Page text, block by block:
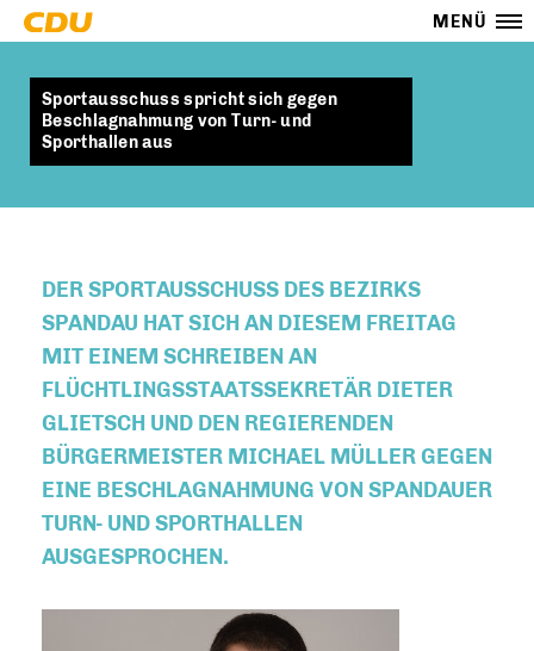
MENÜ
Sportausschuss spricht sich gegen
Beschlagnahmung von Turn- und
Sporthallen aus
DER SPORTAUSSCHUSS DES BEZIRKS
SPANDAU HAT SICH AN DIESEM FREITAG
MIT EINEM SCHREIBEN AN
FLÜCHTLINGSSTAATSSEKRETÄR DIETER
GLIETSCH UND DEN REGIERENDEN
BÜRGERMEISTER MICHAEL MÜLLER GEGEN
EINE BESCHLAGNAHMUNG VON SPANDAUER
TURN- UND SPORTHALLEN
AUSGESPROCHEN.